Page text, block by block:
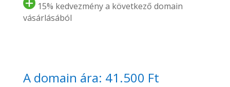
15% kedvezmény a következő domain
vásárlásából
A domain ára: 41.500 Ft